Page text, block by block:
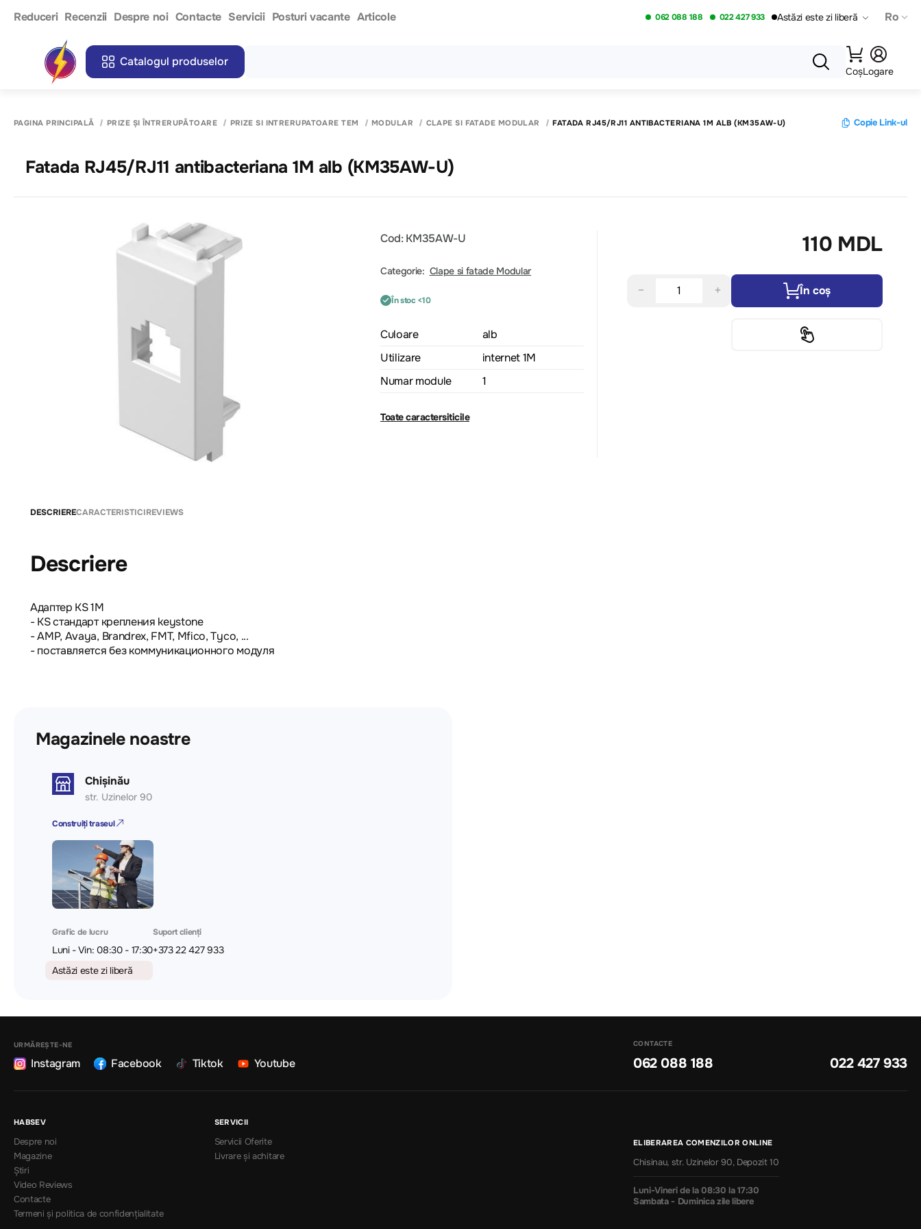
Reduceri Recenzii Despre noi Contacte Servicii Posturi vacante Articole 062 088 188 022 427 933 Astăzi este zi liberă Ro
Catalogul produselor
CoșLogare
PAGINA PRINCIPALĂ PRIZE ȘI ÎNTRERUPĂTOARE PRIZE SI INTRERUPATOARE TEM MODULAR CLAPE SI FATADE MODULAR FATADA RJ45/RJ11 ANTIBACTERIANA 1M ALB (KM35AW-U) Copie Link-ul
Fatada RJ45/RJ11 antibacteriana 1M alb (KM35AW-U)
Cod: KM35AW-U
Categorie: Clape si fatade Modular
În stoc <10
Culoare
alb
Utilizare
internet 1M
Numar module
1
Toate caractersiticile
110 MDL
− + În coș
DESCRIERECARACTERISTICIREVIEWS
Descriere
Адаптер KS 1M
- KS стандарт крепления keystone
- AMP, Avaya, Brandrex, FMT, Mfico, Tyco, ...
- поставляется без коммуникационного модуля
Magazinele noastre
Chișinău
str. Uzinelor 90
Construiți traseul
Grafic de lucru
Luni - Vin: 08:30 - 17:30
Astăzi este zi liberă
Suport clienți
+373 22 427 933
URMĂREȘTE-NE
Instagram Facebook Tiktok Youtube
CONTACTE
062 088 188 022 427 933
HABSEV
Despre noi
Magazine
Știri
Video Reviews
Contacte
Termeni și politica de confidențialitate
SERVICII
Servicii Oferite
Livrare și achitare
ELIBERAREA COMENZILOR ONLINE
Chisinau, str. Uzinelor 90, Depozit 10
Luni-Vineri de la 08:30 la 17:30
Sambata - Duminica zile libere